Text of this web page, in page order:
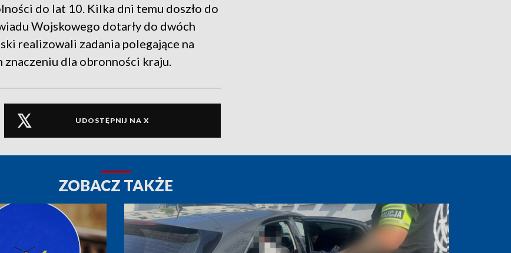
do lat 10. Kilka dni temu doszło do
Wojskowego dotarły do dwóch
realizowali zadania polegające na
dla obronności kraju.
UDOSTĘPNIJ NA X
ZOBACZ TAKŻE